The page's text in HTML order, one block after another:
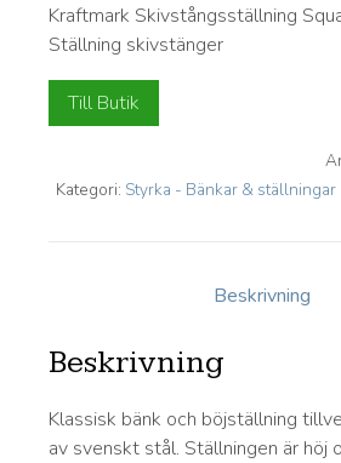
Kraftmark Skivstångsställning
Ställning skivstänger
Till Butik
Kategori: Styrka - Bänkar &
Beskrivning
Beskrivning
Klassisk bänk och böjställning
av svenskt stål. Ställningen är höj